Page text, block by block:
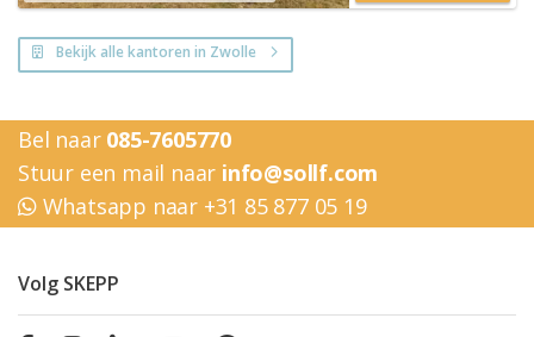
Bekijk alle kantoren in Zwolle
Bel naar 085-7605770
Stuur een mail naar info@sollf.com
Whatsapp naar +31 85 877 05 19
Volg SKEPP